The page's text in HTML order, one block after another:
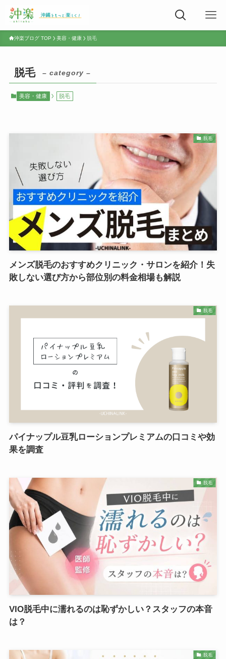
沖楽ブログ TOP 美容・健康 脱毛
脱毛 – category –
美容・健康 脱毛
脱毛
メンズ脱毛のおすすめクリニック・サロンを紹介！失
敗しない選び方から部位別の料金相場も解説
脱毛
パイナップル豆乳ローションプレミアムの口コミや効
果を調査
脱毛
VIO脱毛中に濡れるのは恥ずかしい？スタッフの本音
は？
脱毛